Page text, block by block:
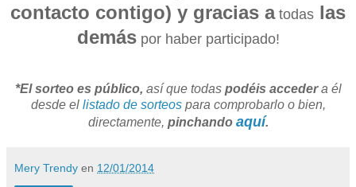
contacto contigo) y gracias atodas las
demáspor haber participado!
*El sorteo es público, así que todaspodéis accedera él
desde el listado de sorteospara comprobarlo o bien,
directamente, pinchando aquí.
Mery Trendy en 12/01/2014